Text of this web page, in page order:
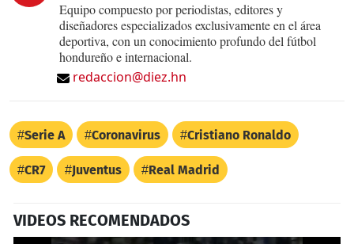
Equipo compuesto por periodistas, editores y
diseñadores especializados exclusivamente en el área
deportiva, con un conocimiento profundo del fútbol
hondureño e internacional.
redaccion@diez.hn
Serie A Coronavirus Cristiano Ronaldo
CR7 Juventus Real Madrid
VIDEOS RECOMENDADOS